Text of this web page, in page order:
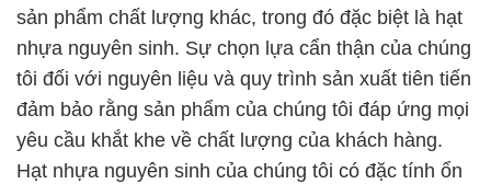
sản phẩm chất lượng khác, trong đó đặc biệt là hạt
nhựa nguyên sinh. Sự chọn lựa cẩn thận của chúng
tôi đối với nguyên liệu và quy trình sản xuất tiên tiến
đảm bảo rằng sản phẩm của chúng tôi đáp ứng mọi
yêu cầu khắt khe về chất lượng của khách hàng.
Hạt nhựa nguyên sinh của chúng tôi có đặc tính ổn